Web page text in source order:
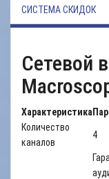
СИСТЕМА СКИДОК
Сетевой
Характеристика
Количество
каналов
4